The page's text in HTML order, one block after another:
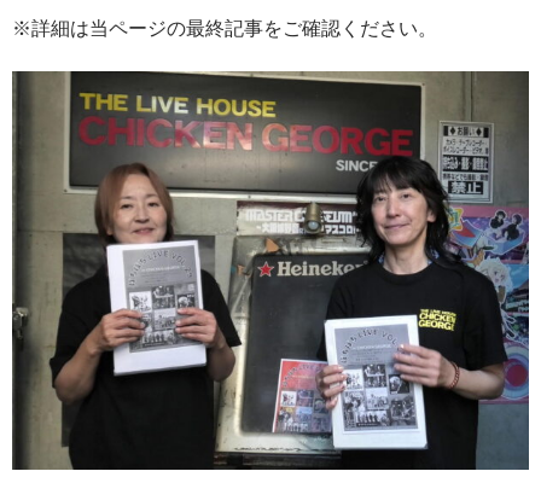
※詳細は当ページの最終記事をご確認ください。